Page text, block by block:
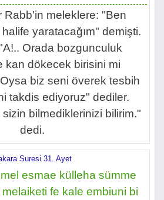
Rabb'in meleklere: "Ben
yaratacağım" demişti.
Orada bozgunculuk
kan dökecek birisini mi
biz seni överek tesbih
takdis ediyoruz" dediler.
bilmediklerinizi bilirim."
dedi.
Suresi 31. Ayet
esmae külleha sümme
fe kale embiuni bi